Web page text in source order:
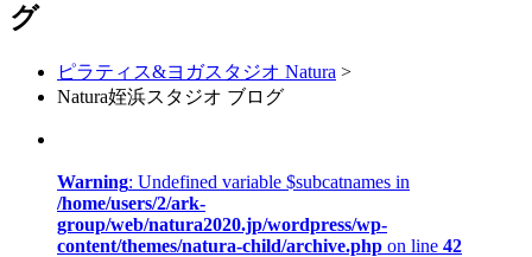
グ
ピラティス&ヨガスタジオ Natura >
Natura姪浜スタジオ ブログ
Warning: Undefined variable $subcatnames in
/home/users/2/ark-
group/web/natura2020.jp/wordpress/wp-
content/themes/natura-child/archive.php on line 42